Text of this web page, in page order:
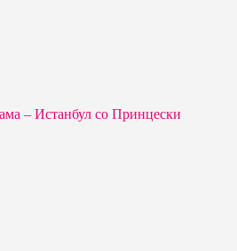
– Истанбул со Принцески